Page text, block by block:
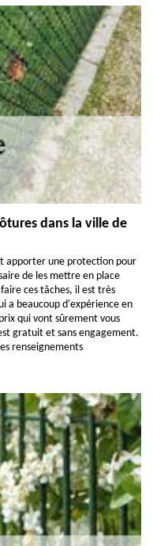
dans la ville de
apporter une protection pour
de les mettre en place
ces tâches, il est très
a beaucoup d'expérience en
qui vont sûrement vous
gratuit et sans engagement.
renseignements